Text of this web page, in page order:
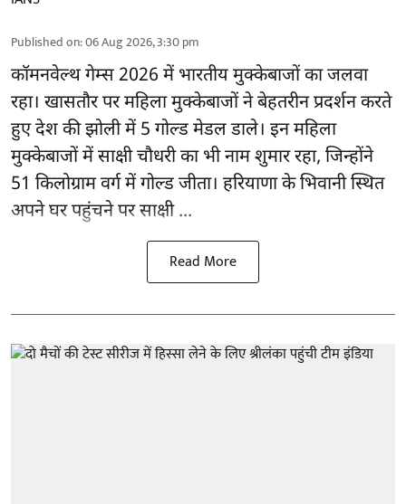
Published on:06 Aug 2026, 3:30 pm
कॉमनवेल्थ गेम्स 2026 में भारतीय मुक्केबाजों का जलवा
रहा। खासतौर पर महिला मुक्केबाजों ने बेहतरीन प्रदर्शन करते
हुए देश की झोली में 5 गोल्ड मेडल डाले। इन महिला
मुक्केबाजों में साक्षी चौधरी का भी नाम शुमार रहा, जिन्होंने
51 किलोग्राम वर्ग में गोल्ड जीता। हरियाणा के भिवानी स्थित
अपने घर पहुंचने पर साक्षी ...
Read More